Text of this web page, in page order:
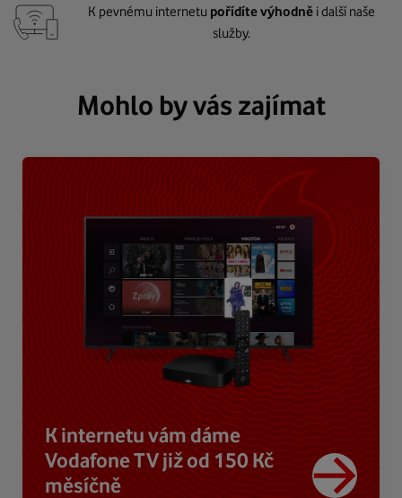
K pevnému internetu pořídíte výhodně i další naše
služby.
Mohlo by vás zajímat
K internetu vám dáme
Vodafone TV již od 150 Kč
měsíčně